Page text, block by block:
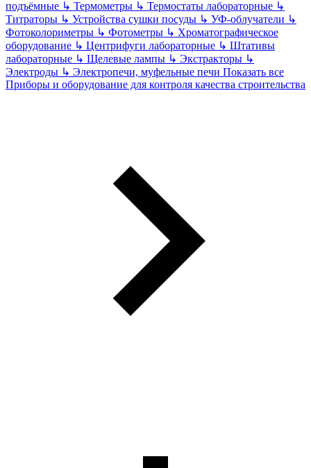
подъёмные ↳ Термометры ↳ Термостаты лабораторные ↳
Титраторы ↳ Устройства сушки посуды ↳ УФ-облучатели ↳
Фотоколориметры ↳ Фотометры ↳ Хроматографическое
оборудование ↳ Центрифуги лабораторные ↳ Штативы
лабораторные ↳ Щелевые лампы ↳ Экстракторы ↳
Электроды ↳ Электропечи, муфельные печи Показать все
Приборы и оборудование для контроля качества строительства